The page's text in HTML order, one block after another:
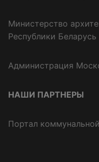
Министерство
Республики Беларусь
Администрация
НАШИ ПАРТНЕРЫ
Портал